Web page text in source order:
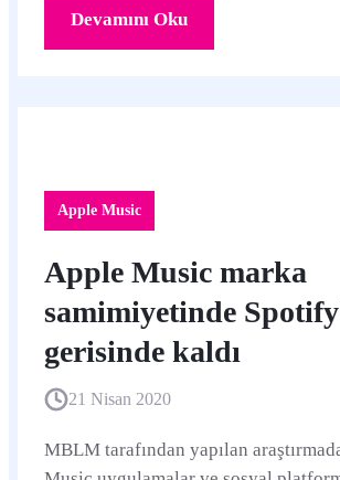
Devamını Oku
Apple Music
Apple Music marka
samimiyetinde
gerisinde kaldı
21 Nisan 2020
MBLM tarafından yapılan